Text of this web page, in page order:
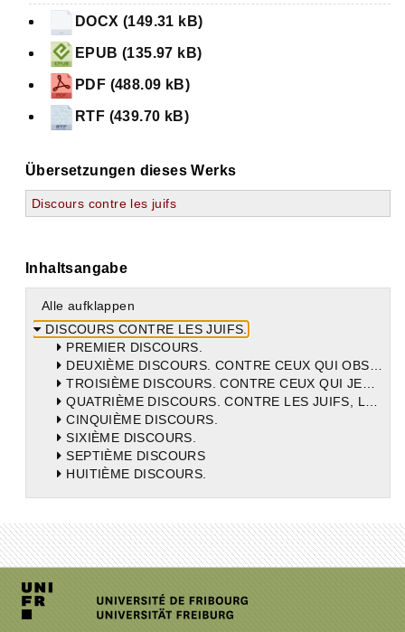
DOCX (149.31 kB)
EPUB (135.97 kB)
PDF (488.09 kB)
RTF (439.70 kB)
Übersetzungen dieses Werks
Discours contre les juifs
Inhaltsangabe
Alle aufklappen
DISCOURS CONTRE LES JUIFS.
PREMIER DISCOURS.
DEUXIÈME DISCOURS. CONTRE CEUX QUI OBSERVENT LE JEUNE DES JUIFS ET CONTRE LES JUIFS EUX-MÊMES.
TROISIÈME DISCOURS. CONTRE CEUX QUI JEUNENT A LA PREMIÈRE PAQUE.
QUATRIÈME DISCOURS. CONTRE LES JUIFS, LEURS TROMPETTES, LEUR PAQUE. PRONONCÉ A ANTIOCHE, DANS LA GRANDE ÉGLISE.
CINQUIÈME DISCOURS.
SIXIÈME DISCOURS.
SEPTIÈME DISCOURS
HUITIÈME DISCOURS.